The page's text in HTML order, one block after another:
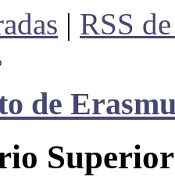
| RSS
de